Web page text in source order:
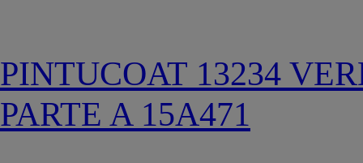
PINTUCOAT 13234
PARTE A 15A471